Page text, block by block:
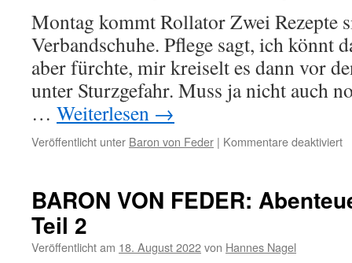
Montag kommt Rollator Zwei Rezepte
Verbandschuhe. Pflege sagt, ich könnt
aber fürchte, mir kreiselt es dann vor
unter Sturzgefahr. Muss ja nicht auch
… Weiterlesen →
Veröffentlicht unter Baron von Feder | Kommentare deaktiviert
BARON VON FEDER:
Teil 2
Veröffentlicht am 18. August 2022von Hannes Nagel